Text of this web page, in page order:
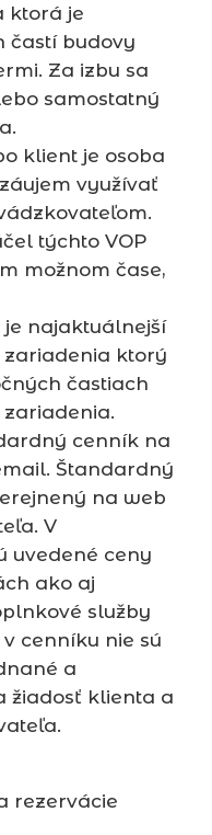
ktorá je
častí budovy
Za izbu sa
samostatný
klient je osoba
využívať
týchto VOP
možnom čase,
je najaktuálnejší
ktorý
častiach
cenník na
Štandardný
na web
V
uvedené ceny
ako aj
služby
cenníku nie sú
a
žiadosť klienta a
rezervácie